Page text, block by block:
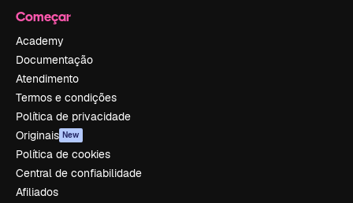
Começar
Academy
Documentação
Atendimento
Termos e condições
Política de privacidade
Originais New
Política de cookies
Central de confiabilidade
Afiliados